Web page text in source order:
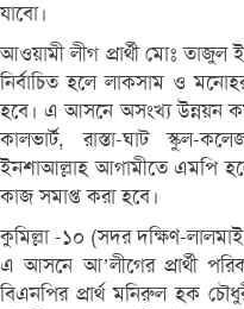
যাবো।
আওয়ামী লীগ প্রার্থী মোঃ
নির্বাচিত হলে লাকসাম ও
হবে। এ আসনে অসংখ্য উন্নয়ন
কালভার্ট, রাস্তা-ঘাট স্কুল-
ইনশাআল্লাহ আগামীতে এমপি
কাজ সমাপ্ত করা হবে।
কুমিল্লা -১০ (সদর দক্ষিণ-
এ আসনে আ’লীগের প্রার্থী
বিএনপির প্রার্থ মনিরুল হক